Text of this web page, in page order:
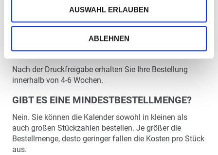
AUSWAHL ERLAUBEN
ABLEHNEN
MIT WELCHEN LIEFERZEITEN IST ZU
RECHNEN?
Nach der Druckfreigabe erhalten Sie Ihre Bestellung
innerhalb von 4-6 Wochen.
GIBT ES EINE MINDESTBESTELLMENGE?
Nein. Sie können die Kalender sowohl in kleinen als
auch großen Stückzahlen bestellen. Je größer die
Bestellmenge, desto geringer fallen die Kosten pro Stück
aus.